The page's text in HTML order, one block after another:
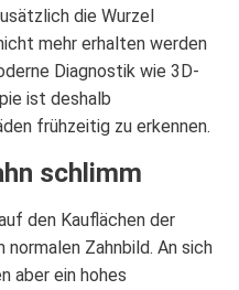
die Wurzel
mehr erhalten werden
Diagnostik wie 3D-
ist deshalb
frühzeitig zu erkennen.
schlimm
den Kauflächen der
normalen Zahnbild. An sich
aber ein hohes